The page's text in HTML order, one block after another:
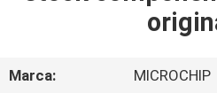
NOI
Marca:
MICROCHIP